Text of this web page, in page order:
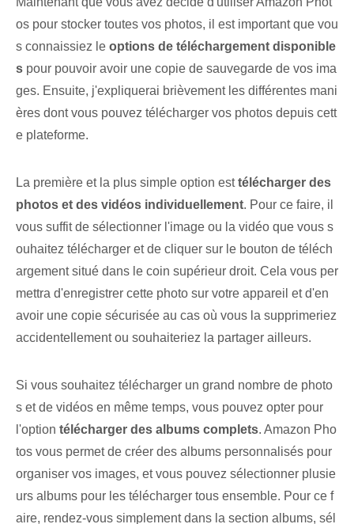
os pour stocker toutes vos photos, il est important que vou
s connaissiez le options de téléchargement disponible
s pour pouvoir avoir une copie de sauvegarde de vos ima
ges. Ensuite, j'expliquerai brièvement les différentes mani
ères dont vous pouvez télécharger vos photos depuis cett
e plateforme.
La première et la plus simple option esttélécharger des
photos et des vidéos individuellement. Pour ce faire, il
vous suffit de sélectionner l'image ou la vidéo que vous s
ouhaitez télécharger et de cliquer sur le bouton de téléch
argement situé dans le coin supérieur droit. Cela vous per
mettra d'enregistrer cette photo sur votre appareil et d'en
avoir une copie sécurisée au cas où vous la supprimeriez
accidentellement ou souhaiteriez la partager ailleurs.
Si vous souhaitez télécharger un grand nombre de photo
s et de vidéos en même temps, vous pouvez opter pour
l'option télécharger des albums complets. Amazon Pho
tos vous permet de créer des albums personnalisés pour
organiser vos images, et vous pouvez sélectionner plusie
urs albums pour les télécharger tous ensemble. Pour ce f
aire, rendez-vous simplement dans la section albums, sél